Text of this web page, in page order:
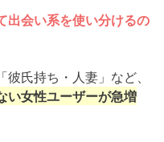
出会い系を使い分けるの
氏持ち・人妻」など、
い女性ユーザーが急増